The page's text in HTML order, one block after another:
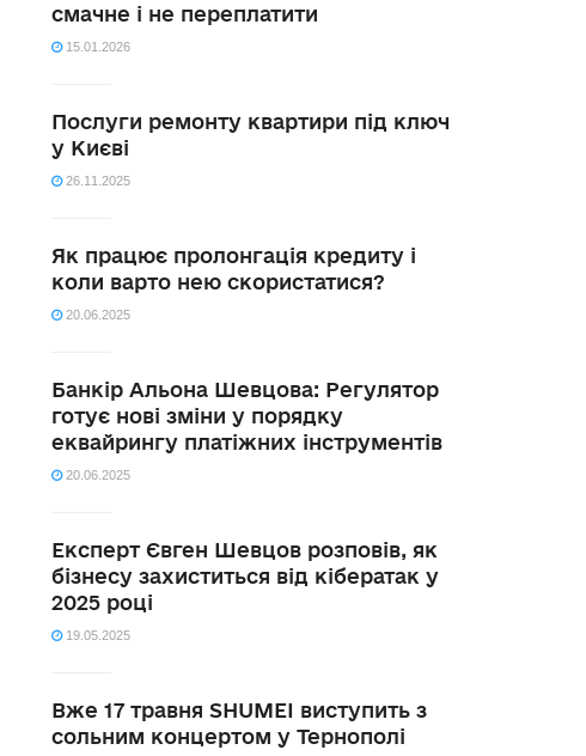
смачне і не переплатити
15.01.2026
Послуги ремонту квартири під ключ
у Києві
26.11.2025
Як працює пролонгація кредиту і
коли варто нею скористатися?
20.06.2025
Банкір Альона Шевцова: Регулятор
готує нові зміни у порядку
еквайрингу платіжних інструментів
20.06.2025
Експерт Євген Шевцов розповів, як
бізнесу захиститься від кібератак у
2025 році
19.05.2025
Вже 17 травня SHUMEI виступить з
сольним концертом у Тернополі